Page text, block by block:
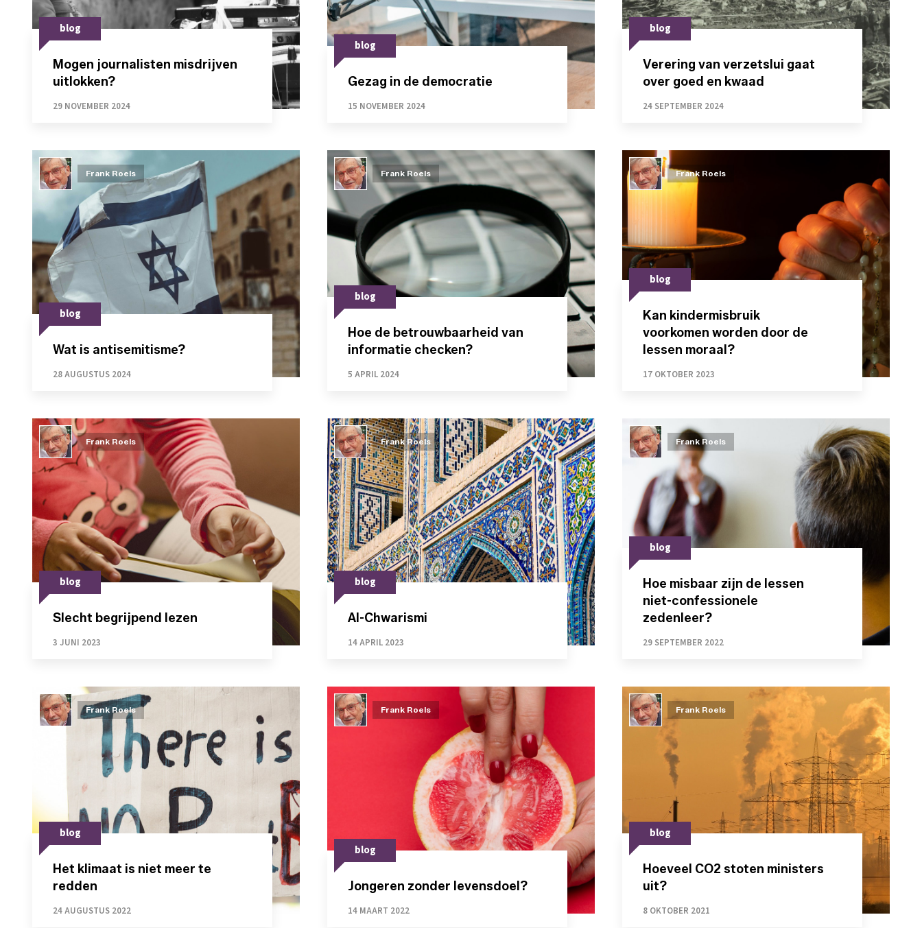
blog
Mogen journalisten misdrijven
uitlokken?
29 NOVEMBER 2024
blog
Gezag in de democratie
15 NOVEMBER 2024
blog
Verering van verzetslui gaat
over goed en kwaad
24 SEPTEMBER 2024
blog
Wat is antisemitisme?
28 AUGUSTUS 2024
Frank Roels
blog
Hoe de betrouwbaarheid van
informatie checken?
5 APRIL 2024
Frank Roels
blog
Kan kindermisbruik
voorkomen worden door de
lessen moraal?
17 OKTOBER 2023
Frank Roels
blog
Slecht begrijpend lezen
3 JUNI 2023
Frank Roels
blog
Al-Chwarismi
14 APRIL 2023
Frank Roels
blog
Hoe misbaar zijn de lessen
niet-confessionele
zedenleer?
29 SEPTEMBER 2022
Frank Roels
blog
Het klimaat is niet meer te
redden
24 AUGUSTUS 2022
Frank Roels
blog
Jongeren zonder levensdoel?
14 MAART 2022
Frank Roels
blog
Hoeveel CO2 stoten ministers
uit?
8 OKTOBER 2021
Frank Roels